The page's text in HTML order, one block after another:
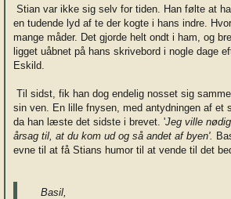
Stian var ikke sig selv for tiden. Han følte at
en tudende lyd af te der kogte i hans indre.
mange måder. Det gjorde helt ondt i ham, og
ligget uåbnet på hans skrivebord i nogle dage
Eskild.
Til sidst, fik han dog endelig nosset sig
sin ven. En lille fnysen, med antydningen af et
da han læste det sidste i brevet. 'Jeg ville
årsag til, at du kom ud og så andet af byen'.
evne til at få Stians humor til at vende til det
Basil,